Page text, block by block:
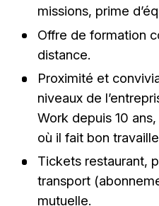
missions, prime
Offre de formation
distance.
Proximité et
niveaux de
Work depuis 10
où il fait bon
Tickets restaurant,
transport
mutuelle.